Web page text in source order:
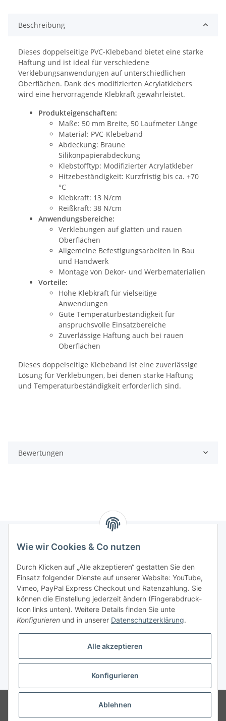
Beschreibung
Dieses doppelseitige PVC-Klebeband bietet eine starke
Haftung und ist ideal für verschiedene
Verklebungsanwendungen auf unterschiedlichen
Oberflächen. Dank des modifizierten Acrylatklebers
wird eine hervorragende Klebkraft gewährleistet.
Produkteigenschaften:
Maße: 50 mm Breite, 50 Laufmeter Länge
Material: PVC-Klebeband
Abdeckung: Braune
Silikonpapierabdeckung
Klebstofftyp: Modifizierter Acrylatkleber
Hitzebeständigkeit: Kurzfristig bis ca. +70
°C
Klebkraft: 13 N/cm
Reißkraft: 38 N/cm
Anwendungsbereiche:
Verklebungen auf glatten und rauen
Oberflächen
Allgemeine Befestigungsarbeiten in Bau
und Handwerk
Montage von Dekor- und Werbematerialien
Vorteile:
Hohe Klebkraft für vielseitige
Anwendungen
Gute Temperaturbeständigkeit für
anspruchsvolle Einsatzbereiche
Zuverlässige Haftung auch bei rauen
Oberflächen
Dieses doppelseitige Klebeband ist eine zuverlässige
Lösung für Verklebungen, bei denen starke Haftung
und Temperaturbeständigkeit erforderlich sind.
Bewertungen
Gesetzliche Informationen
Vertrag widerrufen
* Alle Preise zzgl. gesetzlicher USt., zzgl.Versand
Unser Webshop richtet sich an gewerbliche
Wie wir Cookies & Co nutzen
Durch Klicken auf „Alle akzeptieren“ gestatten Sie den
Einsatz folgender Dienste auf unserer Website: YouTube,
Vimeo, PayPal Express Checkout und Ratenzahlung. Sie
können die Einstellung jederzeit ändern (Fingerabdruck-
Icon links unten). Weitere Details finden Sie unte
Konfigurieren und in unserer Datenschutzerklärung.
Alle akzeptieren
Konfigurieren
Ablehnen